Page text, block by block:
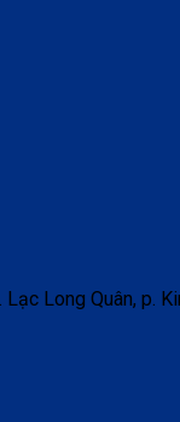
Long Quân, p.